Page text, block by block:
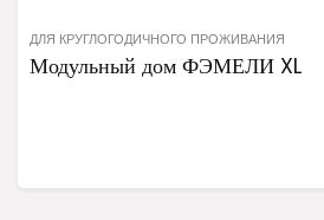
ДЛЯ КРУГЛОГОДИЧНОГО ПРОЖИВАНИЯ
Модульный дом ФЭМЕЛИ XL